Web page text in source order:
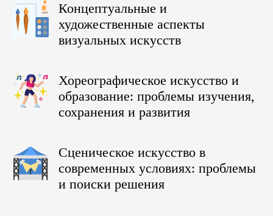
Концептуальные и
художественные аспекты
визуальных искусств
Хореографическое искусство и
образование: проблемы изучения,
сохранения и развития
Сценическое искусство в
современных условиях: проблемы
и поиски решения